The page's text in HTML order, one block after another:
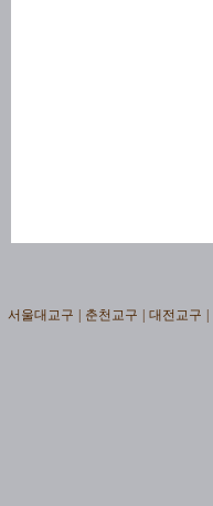
서울대교구 춘천교구 대전교구